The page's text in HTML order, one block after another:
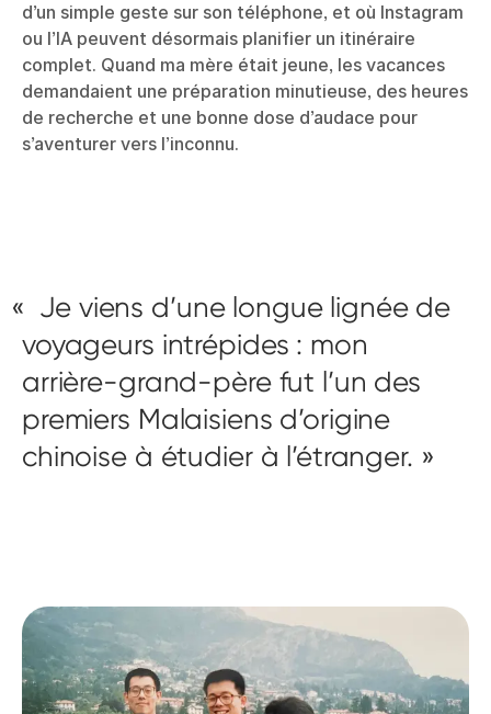
d’un simple geste sur son téléphone, et où Instagram
ou l’IA peuvent désormais planifier un itinéraire
complet. Quand ma mère était jeune, les vacances
demandaient une préparation minutieuse, des heures
de recherche et une bonne dose d’audace pour
s’aventurer vers l’inconnu.
Je viens d’une longue lignée de
voyageurs intrépides : mon
arrière-grand-père fut l’un des
premiers Malaisiens d’origine
chinoise à étudier à l’étranger.